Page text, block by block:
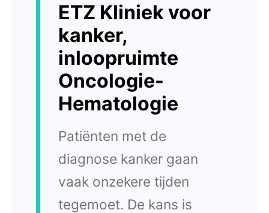
ETZ Kliniek voor
kanker,
inloopruimte
Oncologie-
Hematologie
Patiënten met de
diagnose kanker gaan
vaak onzekere tijden
tegemoet. De kans is